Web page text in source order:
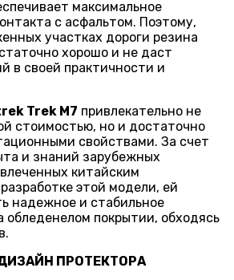
максимальное
с асфальтом. Поэтому,
участках дороги резина
хорошо и не даст
в своей практичности и
Trek M7 привлекательно не
стоимостью, но и достаточно
свойствами. За счет
и знаний зарубежных
китайским
этой модели, ей
надежное и стабильное
обледенелом покрытии, обходясь
ПРОТЕКТОРА